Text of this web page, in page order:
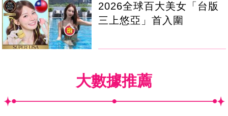
2026全球百大美女「台版
三上悠亞」首入圍
大數據推薦